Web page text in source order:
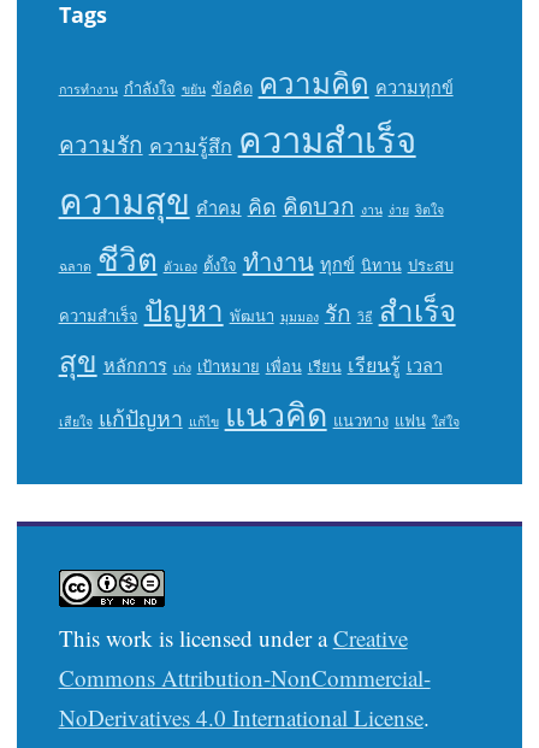
Tags
การทำงาน กำลังใจ ขยัน ข้อคิด ความคิด ความทุกข์
ความรัก ความรู้สึก ความสำเร็จ
ความสุข คำคม คิด คิดบวก งาน ง่าย จิตใจ
ฉลาด ชีวิต ตัวเอง ตั้งใจ ทำงาน ทุกข์ นิทาน ประสบ
ความสำเร็จ ปัญหา พัฒนา มุมมอง รัก วิธี สำเร็จ
สุข หลักการ เก่ง เป้าหมาย เพื่อน เรียน เรียนรู้ เวลา
เสียใจ แก้ปัญหา แก้ไข แนวคิด แนวทาง แฟน ใส่ใจ
This work is licensed under aCreative
Commons Attribution-NonCommercial-
NoDerivatives 4.0 International License.